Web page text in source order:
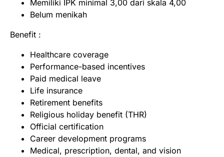
Memiliki IPK minimal 3,00 dari skala 4,00
Belum menikah
Benefit :
Healthcare coverage
Performance-based incentives
Paid medical leave
Life insurance
Retirement benefits
Religious holiday benefit (THR)
Official certification
Career development programs
Medical, prescription, dental, and vision